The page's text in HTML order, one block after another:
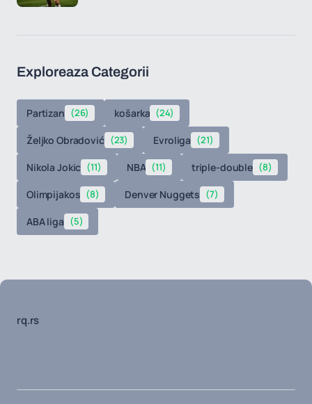
Exploreaza Categorii
Partizan (26) košarka (24)
Željko Obradović (23) Evroliga (21)
Nikola Jokic (11) NBA (11) triple-double (8)
Olimpijakos (8) Denver Nuggets (7)
ABA liga (5)
rq.rs